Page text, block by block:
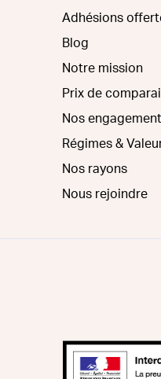
Adhésions
Blog
Notre mission
Prix de
Nos
Régimes &
Nos rayons
Nous rejoindre